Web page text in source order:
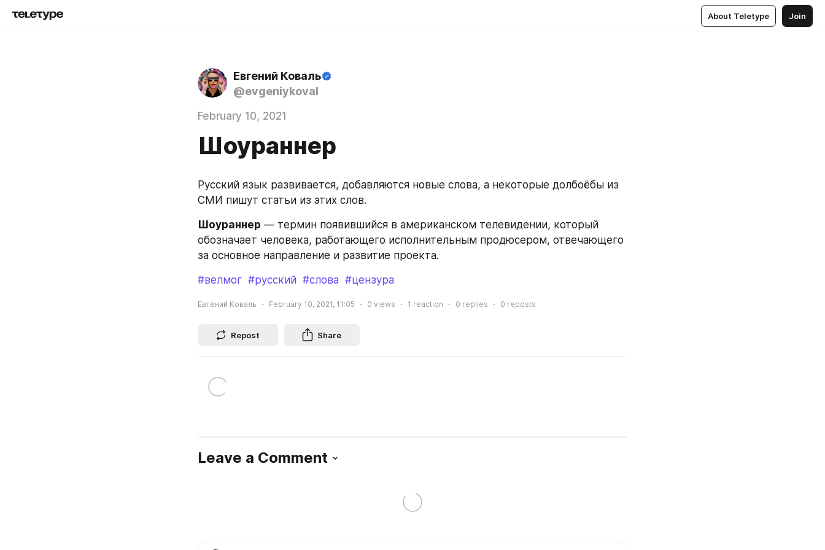
About Teletype Join
Евгений Коваль
@evgeniykoval
February 10, 2021
Шоураннер
Русский язык развивается, добавляются новые слова, а некоторые долбоёбы из
СМИ пишут статьи из этих слов.
Шоураннер — термин появившийся в американском телевидении, который
обозначает человека, работающего исполнительным продюсером, отвечающего
за основное направление и развитие проекта.
#велмог #русский #слова #цензура
Евгений Коваль February 10, 2021, 11:05 0 views 1 reaction 0 replies 0 reposts
Repost Share
Leave a Comment